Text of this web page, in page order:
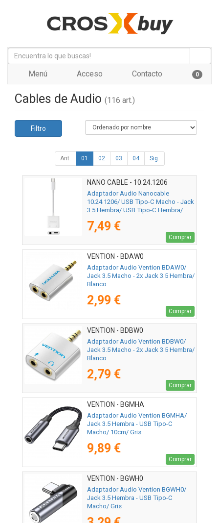
Menú Acceso Contacto 0
Cables de Audio (116 art.)
Filtro
Ant. 01 02 03 04 Sig.
NANO CABLE - 10.24.1206
Adaptador Audio Nanocable
10.24.1206/ USB Tipo-C Macho - Jack
3.5 Hembra/ USB Tipo-C Hembra/
7,49 €
Comprar
VENTION - BDAW0
Adaptador Audio Vention BDAW0/
Jack 3.5 Macho - 2x Jack 3.5 Hembra/
Blanco
2,99 €
Comprar
VENTION - BDBW0
Adaptador Audio Vention BDBW0/
Jack 3.5 Macho - 2x Jack 3.5 Hembra/
Blanco
2,79 €
Comprar
VENTION - BGMHA
Adaptador Audio Vention BGMHA/
Jack 3.5 Hembra - USB Tipo-C
Macho/ 10cm/ Gris
9,89 €
Comprar
VENTION - BGWH0
Adaptador Audio Vention BGWH0/
Jack 3.5 Hembra - USB Tipo-C
Macho/ Gris